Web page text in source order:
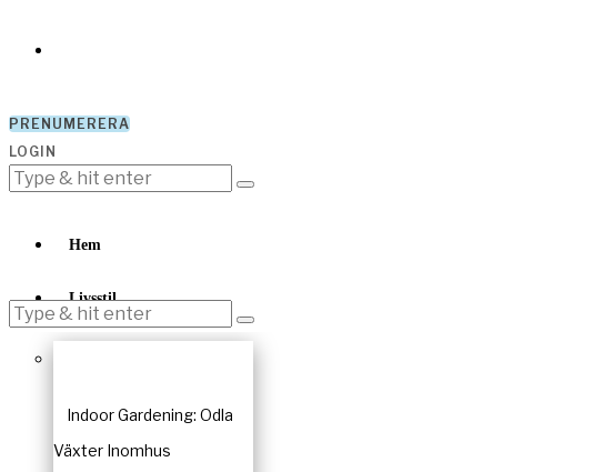
PRENUMERERA
LOGIN
Hem
Livsstil
Indoor Gardening: Odla
Växter Inomhus